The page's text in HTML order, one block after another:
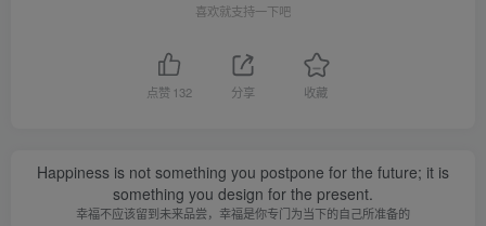
喜欢就支持一下吧
点赞 132 分享 收藏
Happiness is not something you postpone for the future; it is
something you design for the present.
幸福不应该留到未来品尝，幸福是你专门为当下的自己所准备的